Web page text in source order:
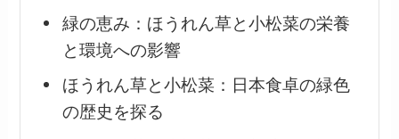
緑の恵み：ほうれん草と小松菜の栄養
と環境への影響
ほうれん草と小松菜：日本食卓の緑色
の歴史を探る